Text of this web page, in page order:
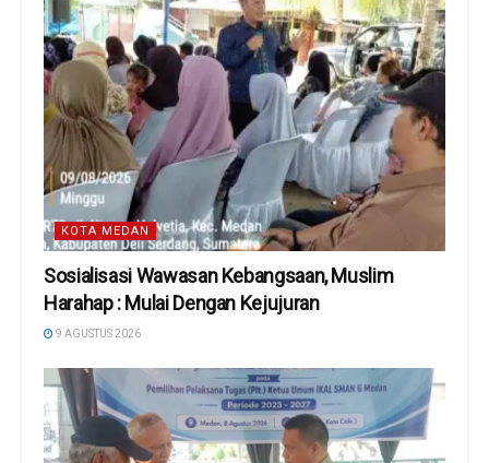
KOTA MEDAN
Sosialisasi Wawasan Kebangsaan, Muslim
Harahap : Mulai Dengan Kejujuran
9 AGUSTUS 2026